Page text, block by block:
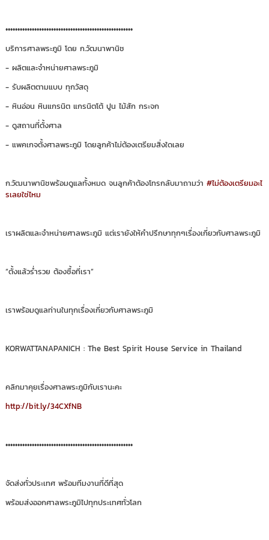
•••••••••••••••••••••••••••••••••••••••••••••••••••••
บริการศาลพระภูมิ โดย ก.วัฒนาพานิช
- ผลิตและจำหน่ายศาลพระภูมิ
- รับผลิตตามแบบ ทุกวัสดุ
- หินอ่อน หินแกรนิต แกรนิตโต้ ปูน ไม้สัก กระจก
- ดูสถานที่ตั้งศาล
- แพคเกจตั้งศาลพระภูมิ โดยลูกค้าไม่ต้องเตรียมสิ่งใดเลย
ก.วัฒนาพานิชพร้อมดูแลทั้งหมด จนลูกค้าต้องโทรกลับมาถามว่า#ไม่ต้องเตรียมอะไ
รเลยใช่ไหม
เราผลิตและจำหน่ายศาลพระภูมิ แต่เรายังให้คำปรึกษาทุกๆเรื่องเกี่ยวกับศาลพระภูมิ
“ตั้งแล้วร่ำรวย ต้องซื้อที่เรา”
เราพร้อมดูแลท่านในทุกเรื่องเกี่ยวกับศาลพระภูมิ
KORWATTANAPANICH : The Best Spirit House Service in Thailand
คลิกมาคุยเรื่องศาลพระภูมิกับเรานะคะ
http://bit.ly/34CXfNB
•••••••••••••••••••••••••••••••••••••••••••••••••••••
จัดส่งทั่วประเทศ พร้อมทีมงานที่ดีที่สุด
พร้อมส่งออกศาลพระภูมิไปทุกประเทศทั่วโลก